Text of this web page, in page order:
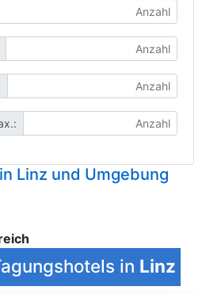
Linz und Umgebung
in Linz